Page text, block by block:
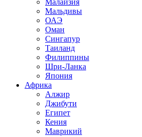
Малайзия
Мальдивы
ОАЭ
Оман
Сингапур
Таиланд
Филиппины
Шри-Ланка
Япония
Африка
Алжир
Джибути
Египет
Кения
Маврикий